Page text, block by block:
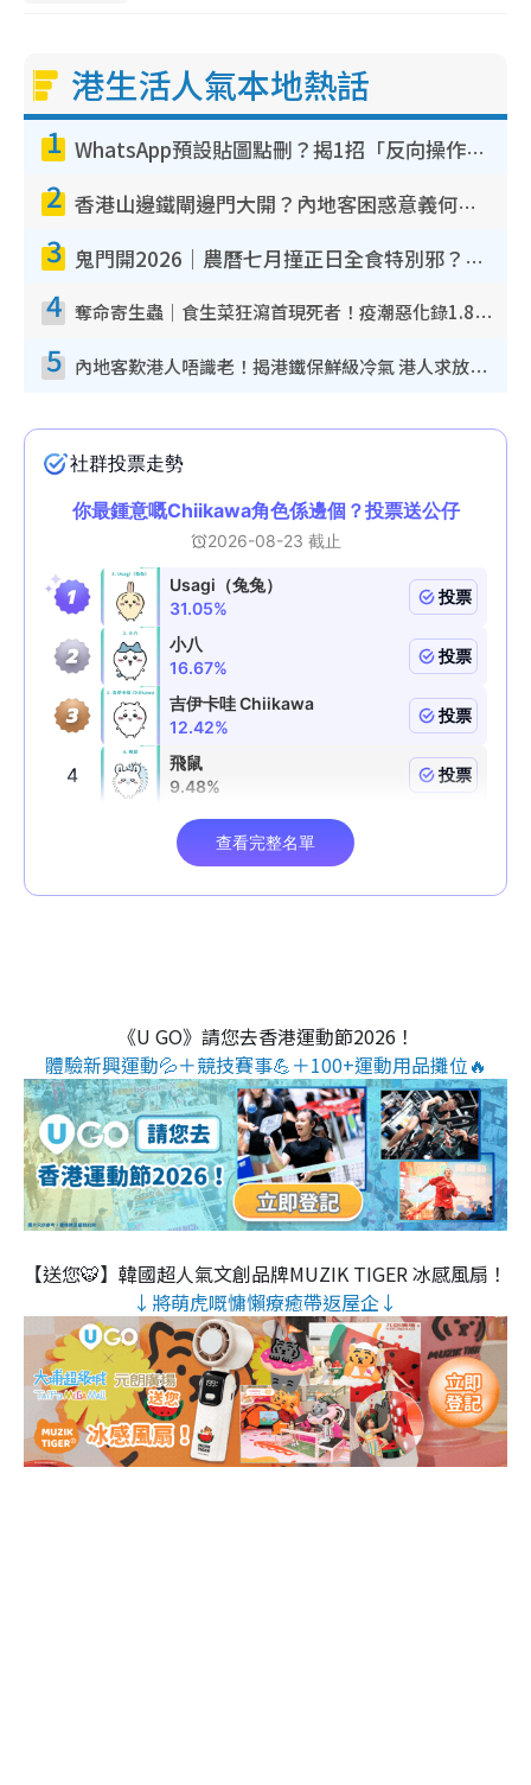
港生活人氣本地熱話
1 WhatsApp預設貼圖點刪？揭1招「反向操作」還原簡潔介面 附3步實測教學
2 香港山邊鐵閘邊門大開？內地客困惑意義何在！網民神回覆：呢種叫法理性防禦
3 鬼門開2026｜農曆七月撞正日全食特別邪？專家警告切忌做一事！揭4大禁忌+2招保平安
4 奪命寄生蟲｜食生菜狂瀉首現死者！疫潮惡化錄1.8萬宗病例 揭洗菜3大謬誤
5 內地客歎港人唔識老！揭港鐵保鮮級冷氣 港人求放過：咪投訴
《U GO》請您去香港運動節2026！
體驗新興運動💦＋競技賽事💪＋100+運動用品攤位🔥
【送您🐯】韓國超人氣文創品牌MUZIK TIGER 冰感風扇！
↓將萌虎嘅慵懶療癒帶返屋企↓